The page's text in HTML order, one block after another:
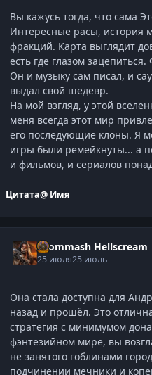
Вы кажусь тогда, что сама
Интересные расы, история
фракций. Карта выглядит
есть где глазом
Он и музыку сам писал, и
выдал свой шедевр.
На мой взгляд, у этой
меня всегда этот мир
его последующие клоны. Я
игры были ремейкнуты... а
и фильмов, и сериалов
Цитата@ Имя
Grommash Hellscream
25 июля25 июль
Она стала доступна для
назад и прошёл. Это
стратегия с минимумом
фэнтезийном мире, вы
не занятого гоблинами
подчинении мечники и